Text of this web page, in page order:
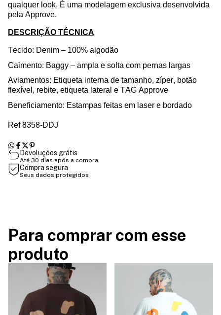
qualquer look. É uma modelagem exclusiva desenvolvida
pela Approve.
DESCRIÇÃO TÉCNICA
Tecido: Denim – 100% algodão
Caimento: Baggy – ampla e solta com pernas largas
Aviamentos: Etiqueta interna de tamanho, zíper, botão
flexível , rebite, etiqueta lateral e TAG Approve
Beneficiamento: Estampas feitas em laser e bordado
Ref 8358-DDJ
Devoluções grátis
Até 30 dias após a compra
Compra segura
Seus dados protegidos
Para comprar com esse
produto